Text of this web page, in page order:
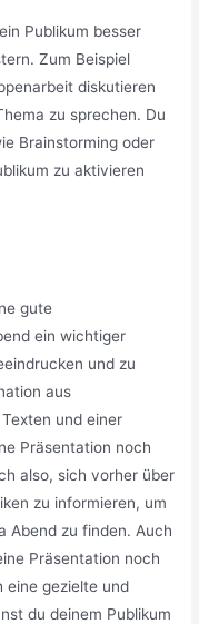
Publikum besser
Zum Beispiel
diskutieren
zu sprechen. Du
Brainstorming oder
zu aktivieren
gute
ein wichtiger
und zu
aus
und einer
Präsentation noch
also, sich vorher über
zu informieren, um
Abend zu finden. Auch
Präsentation noch
eine gezielte und
du deinem Publikum